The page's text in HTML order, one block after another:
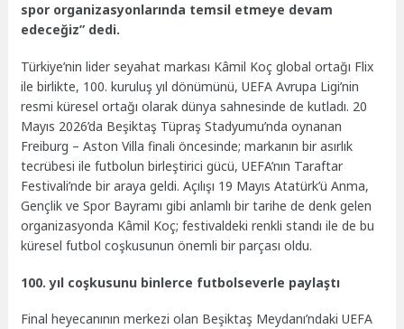
spor organizasyonlarında temsil etmeye devam
edeceğiz” dedi.
Türkiye’nin lider seyahat markası Kâmil Koç global ortağı Flix
ile birlikte, 100. kuruluş yıl dönümünü, UEFA Avrupa Ligi’nin
resmi küresel ortağı olarak dünya sahnesinde de kutladı. 20
Mayıs 2026’da Beşiktaş Tüpraş Stadyumu’nda oynanan
Freiburg – Aston Villa finali öncesinde; markanın bir asırlık
tecrübesi ile futbolun birleştirici gücü, UEFA’nın Taraftar
Festivali’nde bir araya geldi. Açılışı 19 Mayıs Atatürk’ü Anma,
Gençlik ve Spor Bayramı gibi anlamlı bir tarihe de denk gelen
organizasyonda Kâmil Koç; festivaldeki renkli standı ile de bu
küresel futbol coşkusunun önemli bir parçası oldu.
100. yıl coşkusunu binlerce futbolseverle paylaştı
Final heyecanının merkezi olan Beşiktaş Meydanı’ndaki UEFA